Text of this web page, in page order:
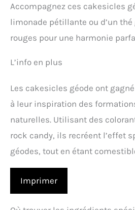
Accompagnez ces cakesicles
limonade pétillante ou d’un
rouges pour une harmonie
L’info en plus
Les cakesicles géode ont
à leur inspiration des
naturelles. Utilisant des
rock candy, ils recréent l’effet
géodes, tout en étant
Imprimer